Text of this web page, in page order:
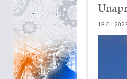
18.01.2023